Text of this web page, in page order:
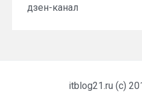
дзен-канал
itblog21.ru (c)